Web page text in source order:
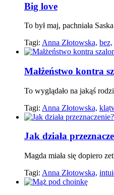
Big love
To był maj, pachniała
Tagi: Anna Złotowska, bez,
Małżeństwo kontra
To wyglądało na jakąś
Tagi: Anna Złotowska,
Jak działa
Magda miała się dopiero
Tagi: Anna Złotowska,